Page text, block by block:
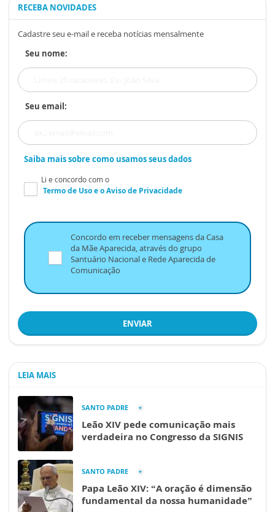
RECEBA NOVIDADES
Cadastre seu e-mail e receba notícias mensalmente
Seu nome:
Seu email:
Saiba mais sobre como usamos seus dados
Li e concordo com o
Termo de Usoe oAviso de Privacidade
Concordo em receber mensagens da Casa
da Mãe Aparecida, através do grupo
Santuário Nacional e Rede Aparecida de
Comunicação
ENVIAR
LEIA MAIS
SANTO PADRE
Leão XIV pede comunicação mais
verdadeira no Congresso da SIGNIS
SANTO PADRE
Papa Leão XIV: “A oração é dimensão
fundamental da nossa humanidade”